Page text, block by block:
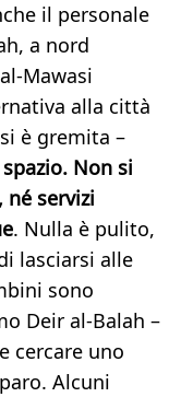
il personale
a nord
Mawasi
alla città
è gremita –
spazio. Non si
né servizi
. Nulla è pulito,
lasciarsi alle
sono
Deir al-Balah –
cercare uno
Alcuni